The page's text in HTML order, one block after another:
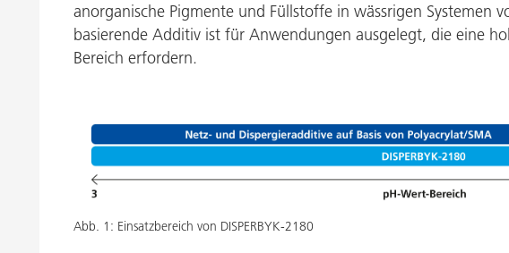
Druckfarben
Energiespeicherung
Inkjet Inks
anorganische Pigmente und Füllstoffe in wässrigen Systemen
basierende Additiv ist für Anwendungen ausgelegt, die eine
Bereich erfordern.
Abb. 1: Einsatzbereich von DISPERBYK-2180